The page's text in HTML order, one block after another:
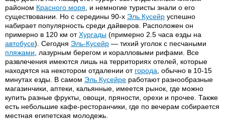
El Mashrabia Sindbad 4*
El Samaka Club 3*
El Taiba 3*
El Tikiya 4*
Triton Empire Beach Resort 3*
Fantasia Appart 2*
Friendship Village 2*+
Geisum Village 3*
Giftun 4*
Safir 4*
Sahara 3*
Sand Beach 3*
Sea Garden 3*
Sea Gull 5*
Sea Star (Bue Rivage) 5*
Sea View 2*
Shedwan Golden Beach 3*
Sheraton Soma Bay 5*
районом Красного моря, и немногие туристы знали о его
существовании. Но с середины 90-х Эль Кусейр успешно
набирает популярность среди дайверов. Расположен он
примерно в 120 км отХургады (примерно 2.5 часа езды на
автобусе). Сегодня Эль-Кусейр — тихий уголок с песчаными
пляжами, лазурным берегом и коралловыми рифами. Все
развлечения имеются лишь на территориях отелей, которые
находятся на некотором отдалении от города, обычно в 10-15
минутах езды. В самом Эль Кусейре работают разнообразные
магазинчики, аптеки, кальянные, имеется рынок, где можно
купить разные фрукты, овощи, пряности, орехи и прочее. Также
есть небольшие кафе-ресторанчики, где по вечерам собирается
местная египетская молодежь.